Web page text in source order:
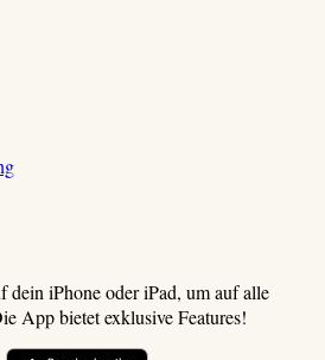
dein iPhone oder iPad, um auf alle
App bietet exklusive Features!